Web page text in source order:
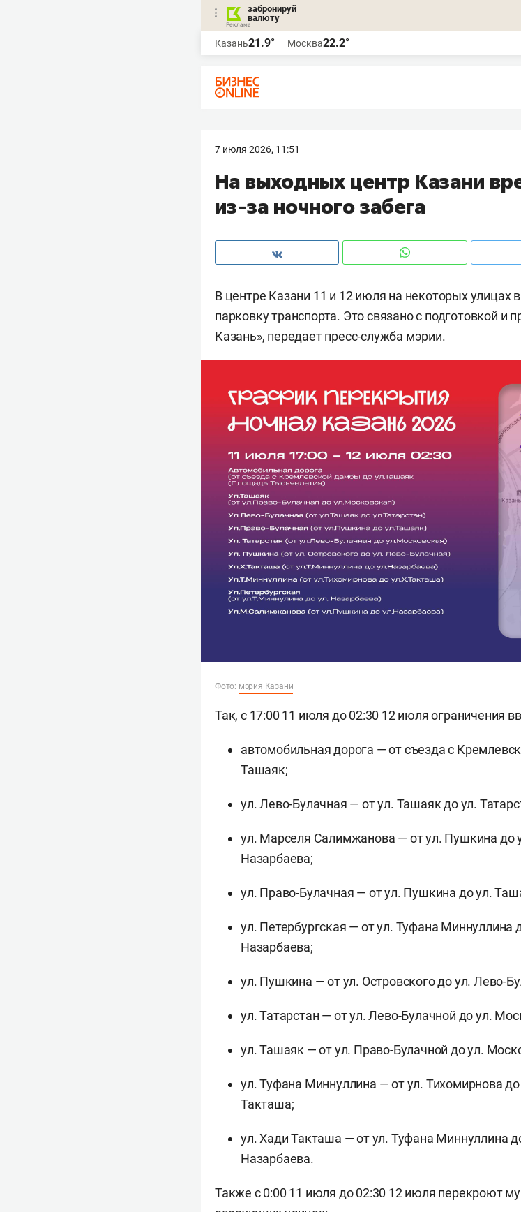
забронируй
валюту
Казань21.9° Москва22.2°
7 июля 2026, 11:51
На выходных центр Казани
из-за ночного забега
В центре Казани 11 и 12 июля на некоторых улицах
парковку транспорта. Это связано с подготовкой и
Казань», передаетпресс-служба мэрии.
Фото: мэрия Казани
Так, с 17:00 11 июля до 02:30 12 июля ограничения
автомобильная дорога — от съезда с
Ташаяк;
ул. Лево-Булачная — от ул. Ташаяк до ул.
ул. Марселя Салимжанова — от ул. Пушкина до
Назарбаева;
ул. Право-Булачная — от ул. Пушкина до ул.
ул. Петербургская — от ул. Туфана Миннуллина
Назарбаева;
ул. Пушкина — от ул. Островского до ул. Лево-
ул. Татарстан — от ул. Лево-Булачной до ул.
ул. Ташаяк — от ул. Право-Булачной до ул.
ул. Туфана Миннуллина — от ул. Тихомирнова
Такташа;
ул. Хади Такташа — от ул. Туфана Миннуллина
Назарбаева.
Также с 0:00 11 июля до 02:30 12 июля перекроют